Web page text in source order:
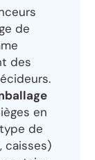
de
des
en
de
caisses)